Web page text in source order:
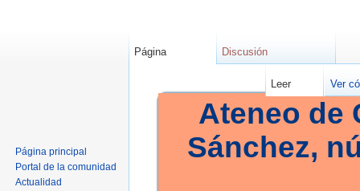
Ateneo de
Sánchez,
Página Discusión
Leer Ver
Página principal
Portal de la comunidad
Actualidad